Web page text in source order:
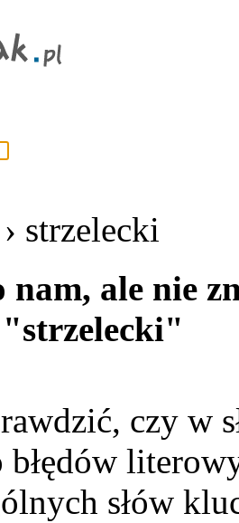
strzelecki
ale nie
czy w
błędów
słów